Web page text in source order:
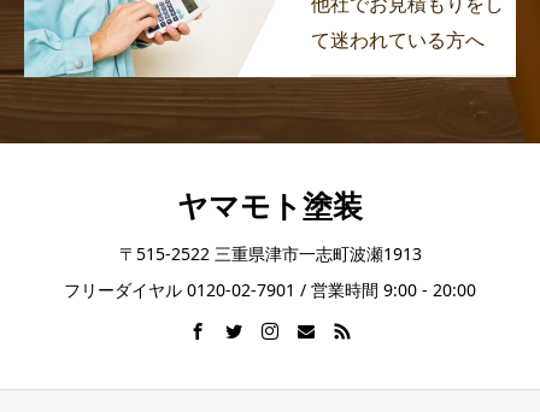
て迷われている方へ
ヤマモト塗装
〒515-2522 三重県津市一志町波瀬1913
フリーダイヤル 0120-02-7901 / 営業時間 9:00 - 20:00